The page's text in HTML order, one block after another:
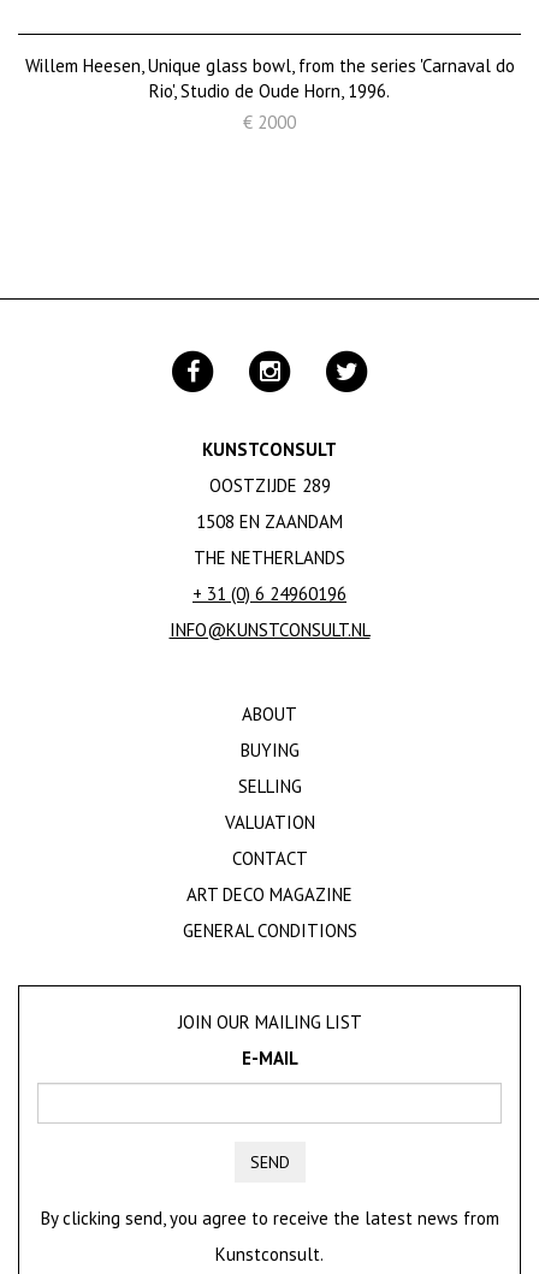
Willem Heesen, Unique glass bowl, from the series 'Carnaval do
Rio', Studio de Oude Horn, 1996.
€ 2000
KUNSTCONSULT
OOSTZIJDE 289
1508 EN ZAANDAM
THE NETHERLANDS
+ 31 (0) 6 24960196
INFO@KUNSTCONSULT.NL
ABOUT
BUYING
SELLING
VALUATION
CONTACT
ART DECO MAGAZINE
GENERAL CONDITIONS
JOIN OUR MAILING LIST
E-MAIL
SEND
By clicking send, you agree to receive the latest news from
Kunstconsult.